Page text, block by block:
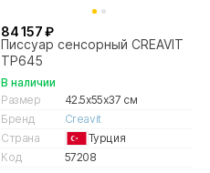
84 157 ₽
Писсуар сенсорный CREAVIT
TP645
В наличии
Размер
42.5x55x37 см
Бренд
Creavit
Страна
Турция
Код
57208